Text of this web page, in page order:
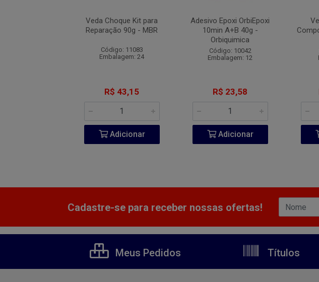
Veda Choque Kit para
Reparação 90g - MBR
Código: 11083
Embalagem: 24
R$ 43,15
Adicionar
Adesivo Epoxi OrbiEpoxi
10min A+B 40g -
Orbiquimica
Código: 10042
Embalagem: 12
R$ 23,58
Adicionar
Cadastre-se para receber nossas ofertas!
Meus Pedidos Títulos